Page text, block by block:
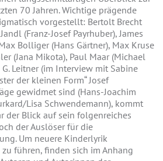
70 Jahren. Wichtige prägende
vorgestellt: Bertolt Brecht
(Franz-Josef Payrhuber), James
Bolliger (Hans Gärtner), Max Kruse
(Jana Mikota), Paul Maar (Michael
Leitner (im Interview mit Sabine
der kleinen Form“ Josef
gewidmet sind (Hans-Joachim
Lisa Schwendemann), kommt
der Blick auf sein folgenreiches
der Auslöser für die
Um neuere Kinderlyrik
führen, finden sich im Anhang